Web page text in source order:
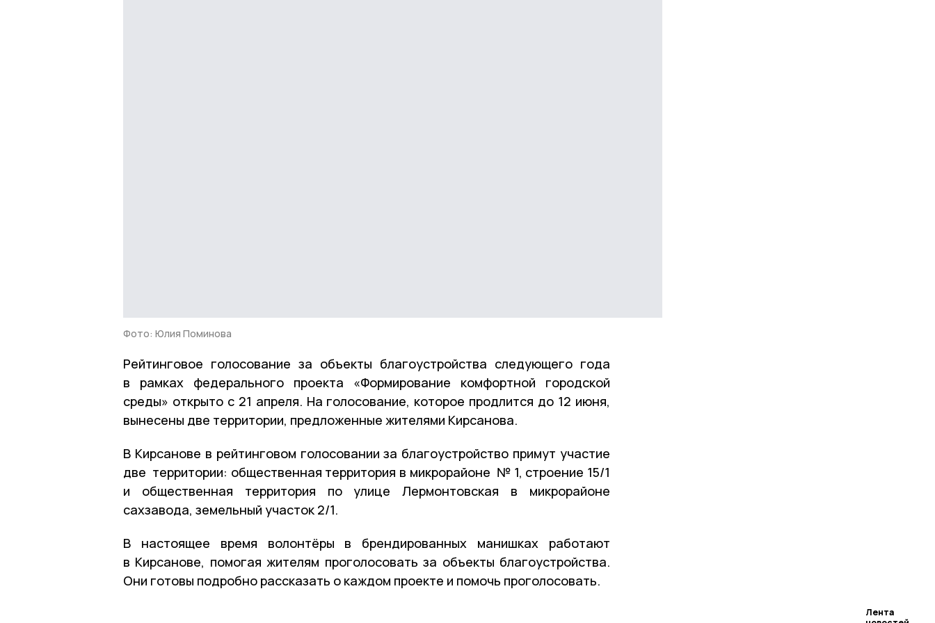
Лента
Фото: Юлия Поминова
Рейтинговое голосование за объекты благоустройства следующего года
в рамках федерального проекта «Формирование комфортной городской
среды» открыто с 21 апреля. На голосование, которое продлится до 12 июня,
вынесены две территории, предложенные жителями Кирсанова.
В Кирсанове в рейтинговом голосовании за благоустройство примут участие
две территории: общественная территория в микрорайоне № 1, строение 15/1
и общественная территория по улице Лермонтовская в микрорайоне
сахзавода, земельный участок 2/1.
В настоящее время волонтёры в брендированных манишках работают
в Кирсанове, помогая жителям проголосовать за объекты благоустройства.
Они готовы подробно рассказать о каждом проекте и помочь проголосовать.